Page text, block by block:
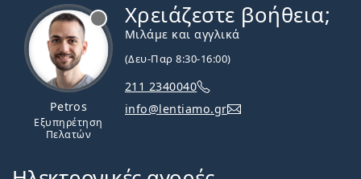
Petros
Εξυπηρέτηση
Πελατών
Χρειάζεστε βοήθεια;
Μιλάμε και αγγλικά
(Δευ-Παρ 8:30-16:00)
211 2340040
info@lentiamo.gr